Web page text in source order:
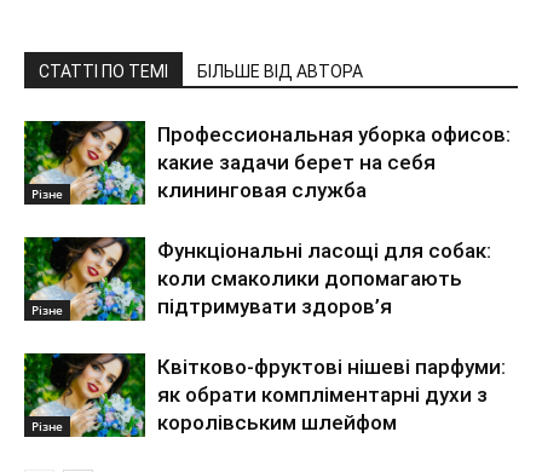
СТАТТІ ПО ТЕМІ БІЛЬШЕ ВІД АВТОРА
Різне
Профессиональная уборка офисов:
какие задачи берет на себя
клининговая служба
Різне
Функціональні ласощі для собак:
коли смаколики допомагають
підтримувати здоров’я
Різне
Квітково-фруктові нішеві парфуми:
як обрати компліментарні духи з
королівським шлейфом